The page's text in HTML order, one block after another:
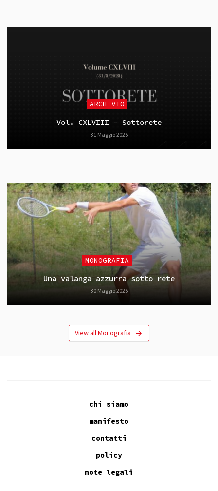
ARCHIVIO
Vol. CXLVIII – Sottorete
31 Maggio 2025
MONOGRAFIA
Una valanga azzurra sotto rete
30 Maggio 2025
View all Monografia
chi siamo
manifesto
contatti
policy
note legali